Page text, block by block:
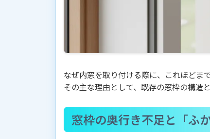
なぜ内窓を取り付ける際に、これほどま
その主な理由として、既存の窓枠の構造
窓枠の奥行き不足と「ふ